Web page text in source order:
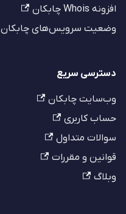
افزونه Whois چابکان
وضعیت سرویس‌های چابکان
دسترسی سریع
وب‌سایت چابکان
حساب کاربری
سوالات متداول
قوانین و مقررات
وبلاگ